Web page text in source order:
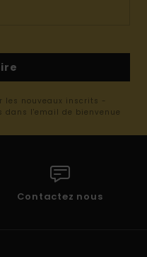
les nouveaux inscrits -
l'email de bienvenue
Contactez nous